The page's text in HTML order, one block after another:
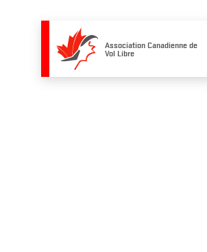
Association Canadienne de
Vol Libre